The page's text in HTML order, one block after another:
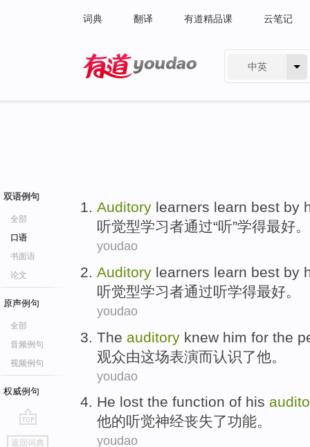
词典 翻译 有道精品课 云笔记
中英
双语例句
全部
口语
书面语
论文
原声例句
全部
音频例句
视频例句
权威例句
go
返回词典
Auditory learners learn best by
听觉型学习者通过“听”学得最好。
youdao
Auditory learners learn best by
听觉型学习者通过听学得最好。
youdao
The auditory knew him for the
观众由这场表演而认识了他。
youdao
He lost the function of his
他的听觉神经丧失了功能。
youdao